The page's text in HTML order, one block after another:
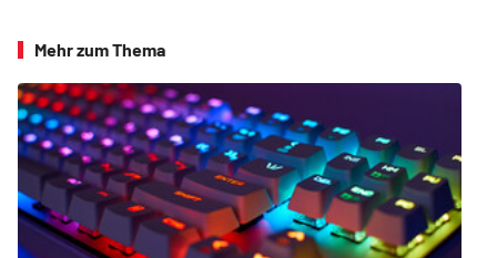
Mehr zum Thema